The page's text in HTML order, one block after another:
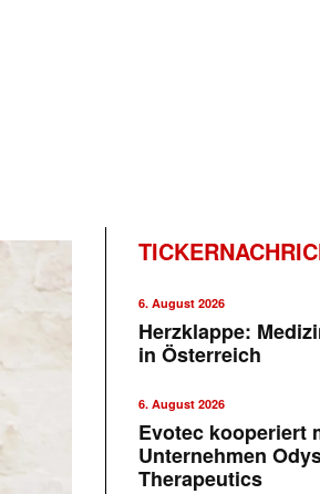
6. August 2026
Herzklappe:
in Österreich
6. August 2026
Evotec kooperiert
Unternehmen
Therapeutics